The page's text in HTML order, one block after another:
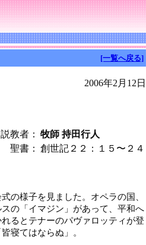
[一覧へ戻る]
2006年2月12日
説教者： 牧師 持田行人
聖書： 創世記２２：１５〜２４
の様子を見ました。オペラの国、
の「イマジン」があって、平和へ
るとテナーのパヴァロッティが登
寝てはならぬ」。